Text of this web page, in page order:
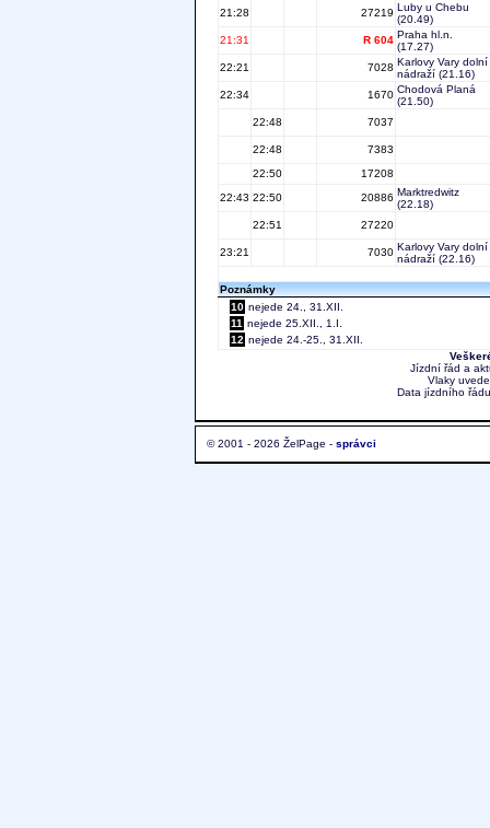
21:28
27219 Luby u Chebu
(20.49)
21:31
R 604 Praha hl.n.
(17.27)
22:21
7028 Karlovy Vary dolní
nádraží (21.16)
22:34
1670 Chodová Planá
(21.50)
22:48
7037
22:48
7383
22:50
17208
22:43 22:50 20886 Marktredwitz
(22.18)
22:51
27220
23:21 7030 Karlovy Vary dolní
nádraží (22.16)
Poznámky
10 nejede 24., 31.XII.
11 nejede 25.XII., 1.I.
12 nejede 24.-25., 31.XII.
Jízdní řád a
Vlaky
Data jízdního
© 2001 - 2026 ŽelPage - správci